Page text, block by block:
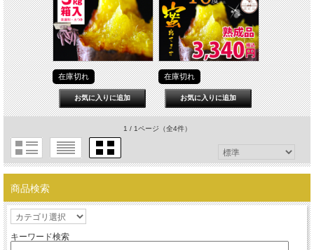
在庫切れ 在庫切れ
1 / 1ページ （全4件）
商品検索
キーワード検索